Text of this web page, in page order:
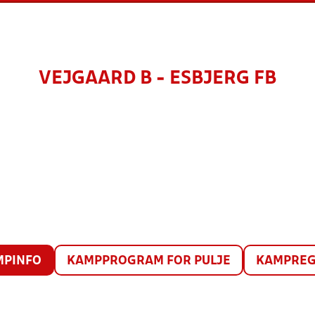
VEJGAARD B - ESBJERG FB
KAMPPROGRAM FOR PULJE